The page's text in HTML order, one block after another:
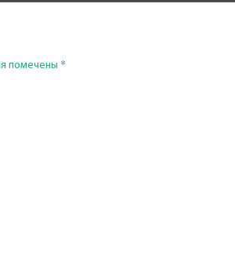
помечены *